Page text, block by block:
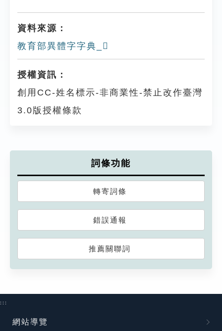
資料來源：
教育部異體字字典_𨈋
授權資訊：
創用CC-姓名標示-非商業性-禁止改作臺灣
3.0版授權條款
詞條功能
轉寄詞條
錯誤通報
推薦關聯詞
:::
網站導覽